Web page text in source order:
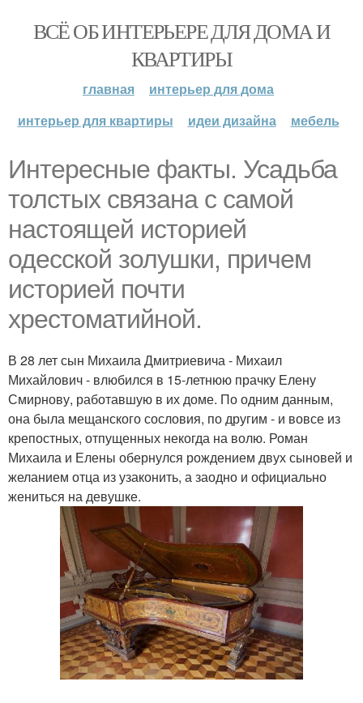
ВСЁ ОБ ИНТЕРЬЕРЕ ДЛЯ ДОМА И
КВАРТИРЫ
главная
интерьер для дома
интерьер для квартиры
идеи дизайна мебель
Интересные факты. Усадьба
толстых связана с самой
настоящей историей
одесской золушки, причем
историей почти
хрестоматийной.
В 28 лет сын Михаила Дмитриевича - Михаил
Михайлович - влюбился в 15-летнюю прачку Елену
Смирнову, работавшую в их доме. По одним данным,
она была мещанского сословия, по другим - и вовсе из
крепостных, отпущенных некогда на волю. Роман
Михаила и Елены обернулся рождением двух сыновей и
желанием отца из узаконить, а заодно и официально
жениться на девушке.